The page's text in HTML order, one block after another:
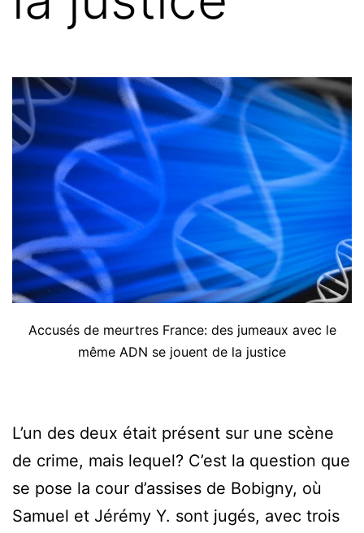
Accusés de meurtres France: des jumeaux avec le
même ADN se jouent de la justice
L’un des deux était présent sur une scène
de crime, mais lequel? C’est la question que
se pose la cour d’assises de Bobigny, où
Samuel et Jérémy Y. sont jugés, avec trois